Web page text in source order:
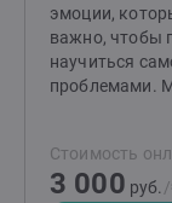
эмоции,
важно, чтобы
научиться
проблемами.
работы вам
Стоимость
3 000 руб.